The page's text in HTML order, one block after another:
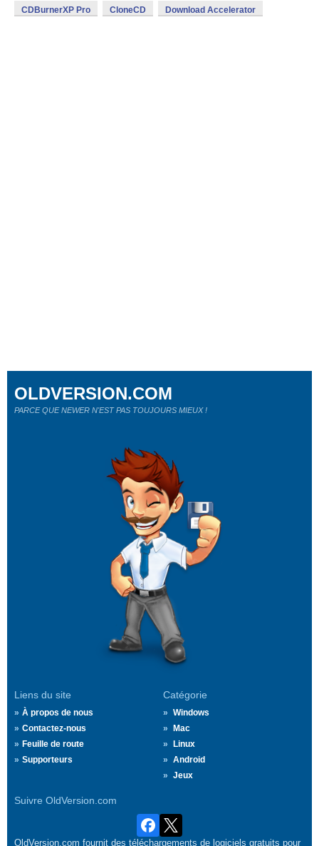
CDBurnerXP Pro CloneCD Download Accelerator
Liens du site
À propos de nous
Contactez-nous
Feuille de route
Supporteurs
Catégorie
Windows
Mac
Linux
Android
Jeux
Suivre OldVersion.com
OLDVERSION.COM
PARCE QUE NEWER N'EST PAS TOUJOURS MIEUX !
OldVersion.com fournit des téléchargements de logiciels gratuits pour